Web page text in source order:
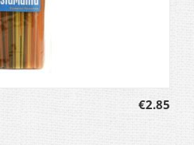
€2.85